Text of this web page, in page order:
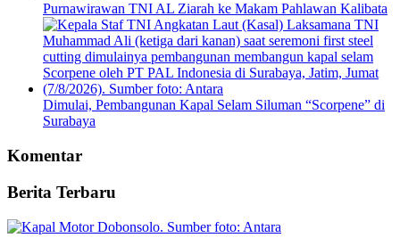
Purnawirawan TNI AL Ziarah ke Makam Pahlawan Kalibata
Dimulai, Pembangunan Kapal Selam Siluman “Scorpene” di
Surabaya
Komentar
Berita Terbaru